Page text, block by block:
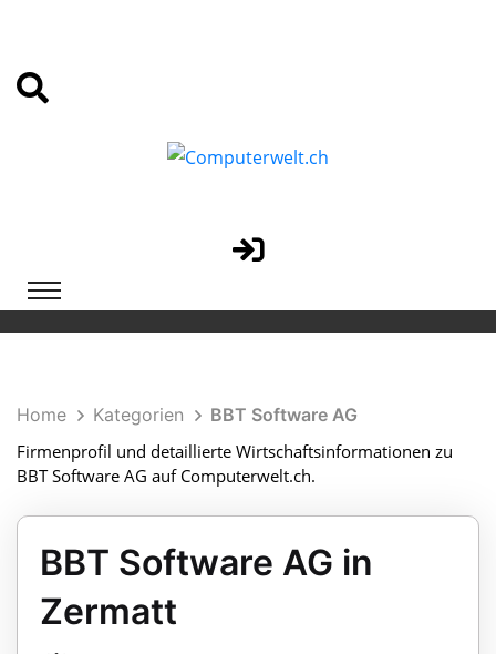
Home Kategorien
BBT Software AG
Firmenprofil und detaillierte Wirtschaftsinformationen zu
BBT Software AG auf Computerwelt.ch.
BBT Software AG in
Zermatt